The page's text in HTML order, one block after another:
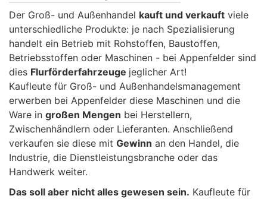
Der Groß- und Außenhandel kauft und verkauft viele
unterschiedliche Produkte: je nach Spezialisierung
handelt ein Betrieb mit Rohstoffen, Baustoffen,
Betriebsstoffen oder Maschinen - bei Appenfelder sind
dies Flurförderfahrzeuge jeglicher Art!
Kaufleute für Groß- und Außenhandelsmanagement
erwerben bei Appenfelder diese Maschinen und die
Ware in großen Mengen bei Herstellern,
Zwischenhändlern oder Lieferanten. Anschließend
verkaufen sie diese mit Gewinn an den Handel, die
Industrie, die Dienstleistungsbranche oder das
Handwerk weiter.
Das soll aber nicht alles gewesen sein. Kaufleute für